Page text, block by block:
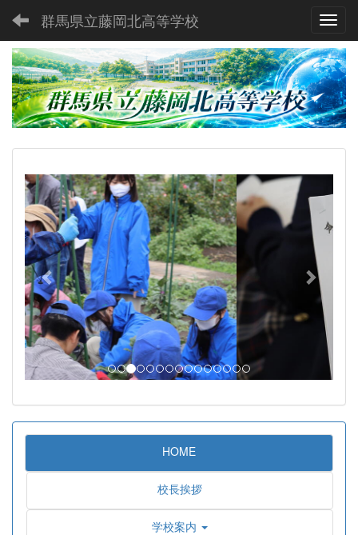
群馬県立藤岡北高等学校
p
r
e
v
i
o
u
s
n
e
x
t
HOME
校長挨拶
学校案内